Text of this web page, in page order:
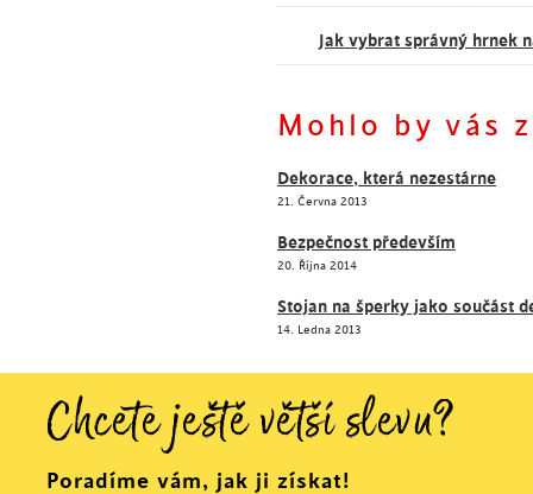
Jak vybrat správný hrnek
Mohlo by vás
Dekorace, která nezestárne
21. Června 2013
Bezpečnost především
20. Října 2014
Stojan na šperky jako součást
14. Ledna 2013
Chcete ještě větší slevu?
Poradíme vám, jak ji získat!